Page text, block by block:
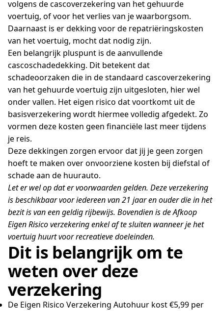
volgens de cascoverzekering van het gehuurde
voertuig, of voor het verlies van je waarborgsom.
Daarnaast is er dekking voor de repatriëringskosten
van het voertuig, mocht dat nodig zijn.
Een belangrijk pluspunt is de aanvullende
cascoschadedekking. Dit betekent dat
schadeoorzaken die in de standaard cascoverzekering
van het gehuurde voertuig zijn uitgesloten, hier wel
onder vallen. Het eigen risico dat voortkomt uit de
basisverzekering wordt hiermee volledig afgedekt. Zo
vormen deze kosten geen financiële last meer tijdens
je reis.
Deze dekkingen zorgen ervoor dat jij je geen zorgen
hoeft te maken over onvoorziene kosten bij diefstal of
schade aan de huurauto.
Let er wel op dat er voorwaarden gelden. Deze verzekering
is beschikbaar voor iedereen van 21 jaar en ouder die in het
bezit is van een geldig rijbewijs. Bovendien is de Afkoop
Eigen Risico verzekering enkel af te sluiten wanneer je het
voertuig huurt voor recreatieve doeleinden.
Dit is belangrijk om te
weten over deze
verzekering
De Eigen Risico Verzekering Autohuur kost €5,99 per